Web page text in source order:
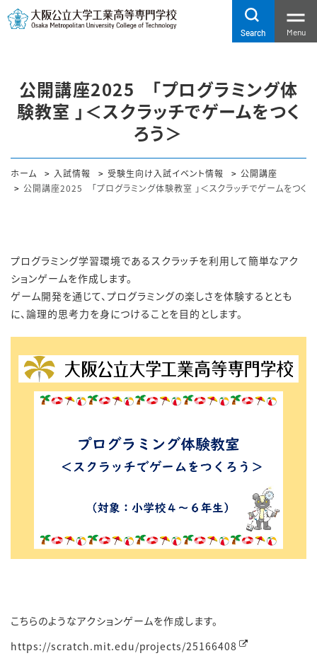
Search Menu
公開講座2025 「プログラミング体
験教室 」＜スクラッチでゲームをつく
ろう＞
ホーム 入試情報 受験生向け入試イベント情報
公開講座
公開講座2025 「プログラミング体験教室 」＜スクラッチでゲームをつく
プログラミング学習環境であるスクラッチを利用して簡単なアク
ションゲームを作成します。
ゲーム開発を通じて、プログラミングの楽しさを体験するととも
に、論理的思考力を身につけることを目的とします。
こちらのようなアクションゲームを作成します。
https://scratch.mit.edu/projects/25166408